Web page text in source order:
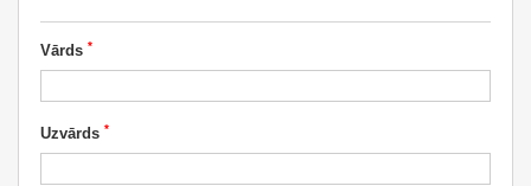
Vārds *
Uzvārds *